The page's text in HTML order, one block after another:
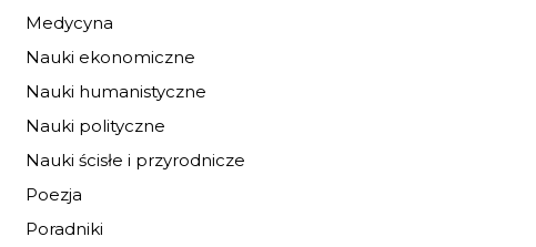
Medycyna
Nauki ekonomiczne
Nauki humanistyczne
Nauki polityczne
Nauki ścisłe i przyrodnicze
Poezja
Poradniki